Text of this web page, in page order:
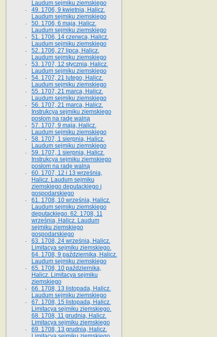
Laudum sejmiku ziemskiego
49. 1706, 9 kwietnia, Halicz.
Laudum sejmiku ziemskiego
50. 1706, 6 maja, Halicz.
Laudum sejmiku ziemskiego
51. 1706, 14 czerwca, Halicz.
Laudum sejmiku ziemskiego
52. 1706, 27 lipca, Halicz.
Laudum sejmiku ziemskiego
53. 1707, 12 stycznia, Halicz.
Laudum sejmiku ziemskiego
54. 1707, 21 lutego, Halicz.
Laudum sejmiku ziemskiego
55. 1707, 21 marca, Halicz.
Laudum sejmiku ziemskiego
56. 1707, 21 marca, Halicz.
Instrukcya sejmiku ziemskiego
posłom na radę walną
57. 1707, 9 maja, Halicz.
Laudum sejmiku ziemskiego
58. 1707, 1 sierpnia, Halicz.
Laudum sejmiku ziemskiego
59. 1707, 1 sierpnia, Halicz.
Instrukcya sejmiku ziemskiego
posłom na radę walną
60. 1707, 12 i 13 września,
Halicz. Laudum sejmiku
ziemskiego deputackiego i
gospodarskiego
61. 1708, 10 września, Halicz.
Laudum sejmiku ziemskiego
deputackiego. 62. 1708, 11
września, Halicz. Laudum
sejmiku ziemskiego
gospodarskiego
63. 1708, 24 września, Halicz.
Limitacya sejmiku ziemskiego.
64. 1708, 9 października, Halicz.
Laudum sejmiku ziemskiego
65­. 1708, 10 października,
Halicz. Limitacya sejmiku
ziemskiego
66. 1708, 13 listopada, Halicz.
Laudum sejmiku ziemskiego
67. 1708, 15 listopada, Halicz.
Limitacya sejmiku ziemskiego.
68. 1708, 11 grudnia, Halicz.
Limitacya sejmiku ziemskiego
69. 1708, 13 grudnia, Halicz.